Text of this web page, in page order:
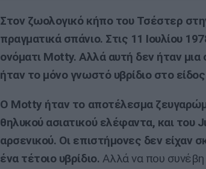
Στον ζωολογικό κήπο του Τσέστερ
πραγματικά σπάνιο. Στις 11 Ιουλίου
ονόματι Motty. Αλλά αυτή δεν ήταν
ήταν το μόνο γνωστό υβρίδιο στο
Ο Motty ήταν το αποτέλεσμα
θηλυκού ασιατικού ελέφαντα, και του
αρσενικού. Οι επιστήμονες δεν είχαν
ένα τέτοιο υβρίδιο. Αλλά να που συνέβη